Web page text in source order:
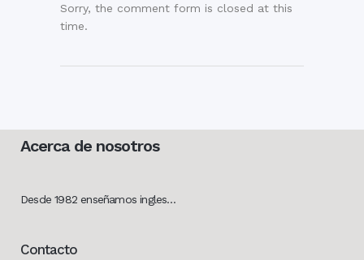
Sorry, the comment form is closed at this
time.
Acerca de nosotros
Desde 1982 enseñamos ingles…
Contacto